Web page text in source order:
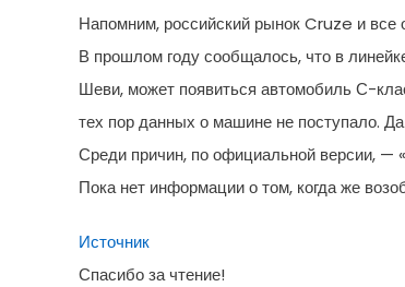
Напомним, российский рынок Cruze и
В прошлом году сообщалось, что в
Шеви, может появиться автомобиль С-
тех пор данных о машине не поступало.
Среди причин, по официальной версии, —
Пока нет информации о том, когда же
Источник
Спасибо за чтение!